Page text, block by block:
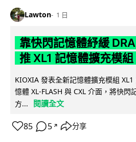
Lawton 1 日
靠快閃記憶體紓緩
推 XL1 記憶體擴充模組
KIOXIA 發表全新記憶體擴充模組
憶體 XL-FLASH 與 CXL 介面，將快
方...
閱讀全文
85 5 ↗ 分享